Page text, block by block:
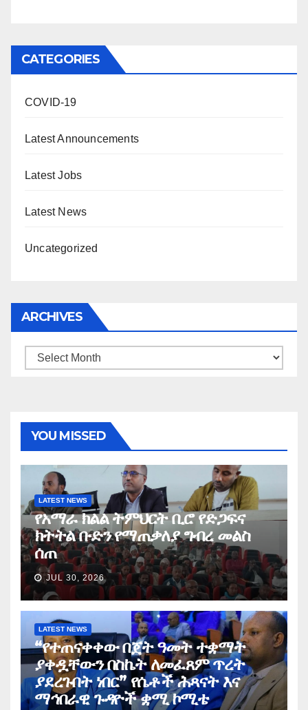
CATEGORIES
COVID-19
Latest Announcements
Latest Jobs
Latest News
Uncategorized
ARCHIVES
Archives
YOU MISSED
LATEST NEWS
የአማራ ክልል ትምህርት ቢሮ የድጋፍና
ክትትል ቡድን የማጠቃለያ ግብረ መልስ
ሰጠ
JUL 30, 2026
LATEST NEWS
“የተጠናቀቀው በጀት ዓመት ተቋማት
ያቀዷቸውን በስኬት ለመፈጸም ጥረት
ያደረጉበት ነበር” የሴቶች ሕጻናት እና
ማኅበራዊ ጉዳዮች ቋሚ ኮሚቴ